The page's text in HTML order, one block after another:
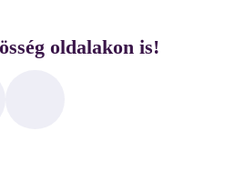
oldalakon is!